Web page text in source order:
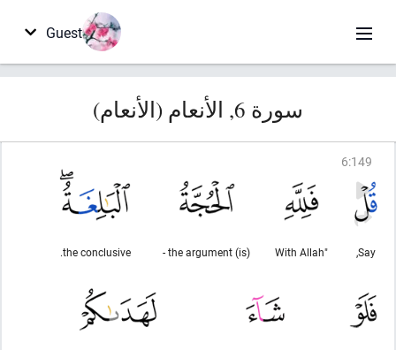
Guest
سورة 6, الأنعام (الأنعام)
6:149
Say,
"With Allah
(is) the argument -
the conclusive.